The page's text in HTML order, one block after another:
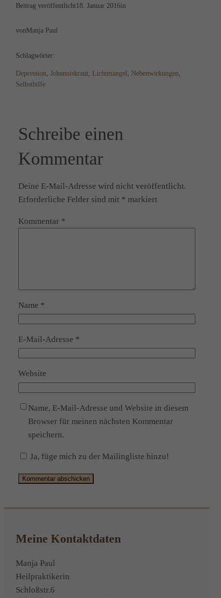
Beitrag veröffentlicht18. Januar 2016in
vonManja Paul
Schlagwörter:
Depression Johanniskraut Lichtmangel Nebenwirkungen
Selbsthilfe
Schreibe einen
Kommentar
Deine E-Mail-Adresse wird nicht veröffentlicht.
Erforderliche Felder sind mit * markiert
Kommentar *
Name *
E-Mail-Adresse *
Website
Name, E-Mail-Adresse und Website in diesem
Browser für meinen nächsten Kommentar
speichern.
Ja, füge mich zu der Mailingliste hinzu!
Meine Kontaktdaten
Manja Paul
Heilpraktikerin
Schloßstr.6